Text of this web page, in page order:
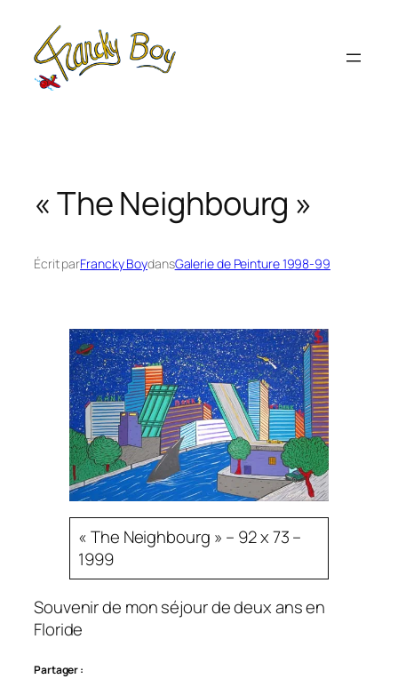
contenu
« The Neighbourg »
Écrit parFrancky BoydansGalerie de Peinture 1998-99
« The Neighbourg » – 92 x 73 –
1999
Souvenir de mon séjour de deux ans en
Floride
Partager :